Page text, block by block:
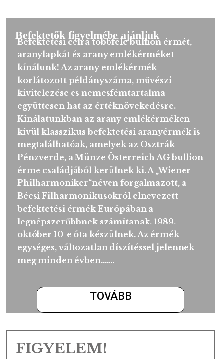
GYŰJTŐK,
KERESŐK
Befektetők figyelmébe ajánljuk
Befektetési célra többféle bullion érmét,
aranylapkát és arany emlékérméket
kínálunk! Az arany emlékérmék
korlátozott példányszáma, művészi
kivitelezése és nemesfémtartalma
együttesen hat az értéknövekedésre.
Kínálatunkban az arany emlékérméken
kívül klasszikus befektetési aranyérmék
megtalálhatóak, amelyek az Osztrák
Pénzverde, a Münze Österreich AG
érme családjából kerülnek ki. A „Wiener
Bécsi Filharmonikusokról elnevezett
befektetési érmék Európában a
egységes, változatlan díszítéssel jelennek